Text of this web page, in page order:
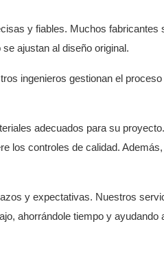
y fiables. Muchos fabricantes
ajustan al diseño original.
ingenieros gestionan el
adecuados para su
los controles de calidad.
y expectativas. Nuestros
ahorrándole tiempo y ayudando